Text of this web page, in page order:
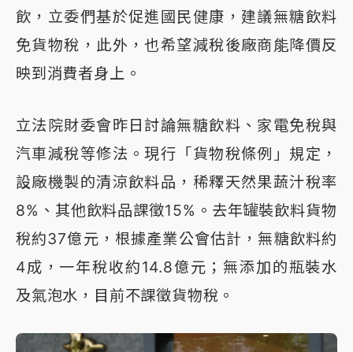
飲，立委們基於促進國民健康，建議無糖飲料
免貨物稅，此外，也希望減稅後廠商能降價反
映到消費者身上。
立法院財委會昨日討論無糖飲料、家電免稅與
汽車減稅等修法。現行「貨物稅條例」規定，
設廠機製的清涼飲料品，稀釋天然果蔬汁稅率
8%、其他飲料品課徵15%。去年罐裝飲料貨物
稅約37億元，根據產業公會估計，無糖飲料約
4成，一年稅收約14.8億元；無添加的瓶裝水
及氣泡水，目前不課徵貨物稅。